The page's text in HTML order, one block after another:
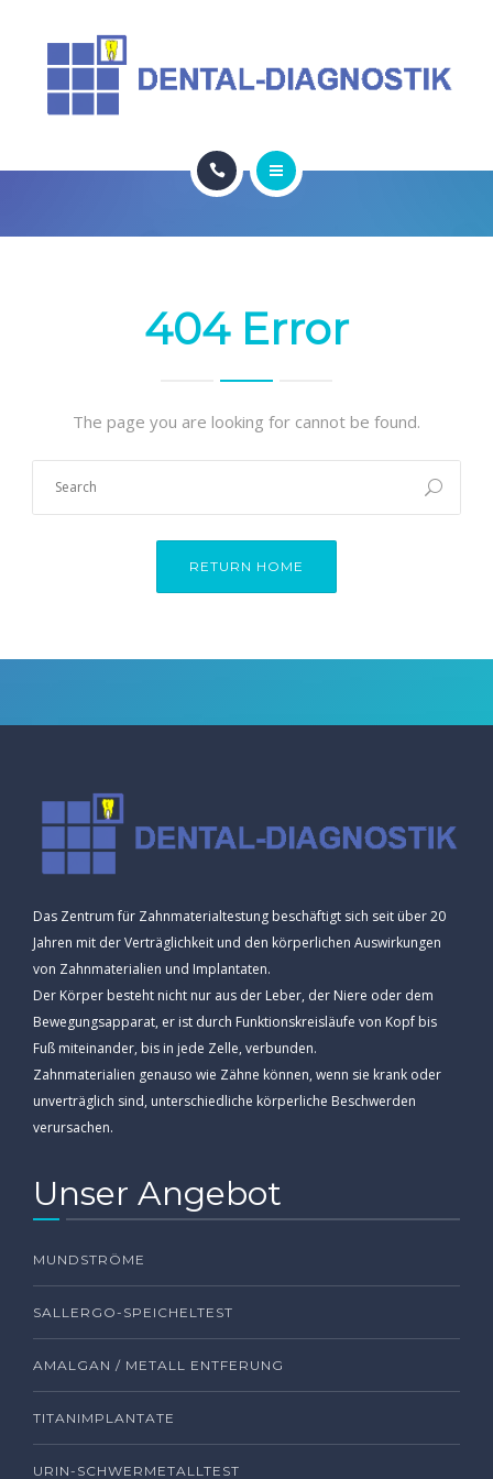
BERATUNG & SEMINARE
KONTAKT
404 Error
The page you are looking for cannot be found.
RETURN HOME
Das Zentrum für Zahnmaterialtestung beschäftigt sich seit über 20
Jahren mit der Verträglichkeit und den körperlichen Auswirkungen
von Zahnmaterialien und Implantaten.
Der Körper besteht nicht nur aus der Leber, der Niere oder dem
Bewegungsapparat, er ist durch Funktionskreisläufe von Kopf bis
Fuß miteinander, bis in jede Zelle, verbunden.
Zahnmaterialien genauso wie Zähne können, wenn sie krank oder
unverträglich sind, unterschiedliche körperliche Beschwerden
verursachen.
Unser Angebot
MUNDSTRÖME
SALLERGO-SPEICHELTEST
AMALGAN / METALL ENTFERUNG
TITANIMPLANTATE
URIN-SCHWERMETALLTEST